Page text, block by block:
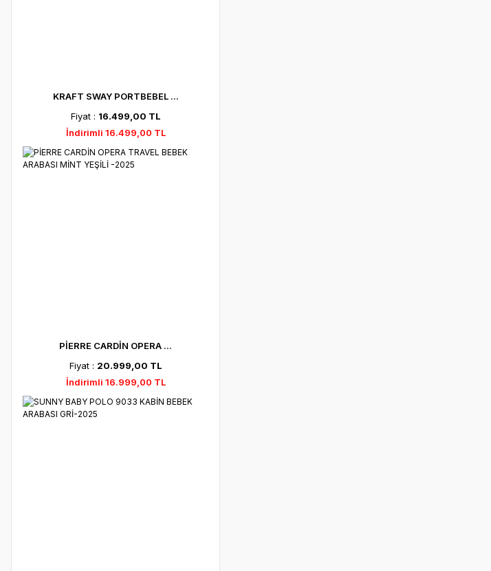
KRAFT SWAY PORTBEBEL ...
Fiyat : 16.499,00 TL
İndirimli 16.499,00 TL
PİERRE CARDİN OPERA ...
Fiyat : 20.999,00 TL
İndirimli 16.999,00 TL